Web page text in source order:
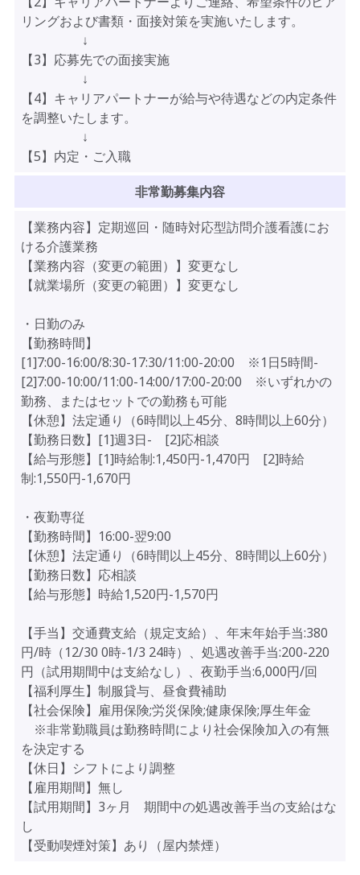
リングおよび書類・面接対策を実施いたします。
↓
【3】応募先での面接実施
↓
【4】キャリアパートナーが給与や待遇などの内定条件
を調整いたします。
↓
【5】内定・ご入職
非常勤募集内容
【業務内容】定期巡回・随時対応型訪問介護看護にお
ける介護業務
【業務内容（変更の範囲）】変更なし
【就業場所（変更の範囲）】変更なし
・日勤のみ
【勤務時間】
[1]7:00-16:00/8:30-17:30/11:00-20:00 ※1日5時間-
[2]7:00-10:00/11:00-14:00/17:00-20:00 ※いずれかの
勤務、またはセットでの勤務も可能
【休憩】法定通り（6時間以上45分、8時間以上60分）
【勤務日数】[1]週3日- [2]応相談
【給与形態】[1]時給制:1,450円-1,470円 [2]時給
制:1,550円-1,670円
・夜勤専従
【勤務時間】16:00-翌9:00
【休憩】法定通り（6時間以上45分、8時間以上60分）
【勤務日数】応相談
【給与形態】時給1,520円-1,570円
【手当】交通費支給（規定支給）、年末年始手当:380
円/時（12/30 0時-1/3 24時）、処遇改善手当:200-220
円（試用期間中は支給なし）、夜勤手当:6,000円/回
【福利厚生】制服貸与、昼食費補助
【社会保険】雇用保険;労災保険;健康保険;厚生年金
※非常勤職員は勤務時間により社会保険加入の有無
を決定する
【休日】シフトにより調整
【雇用期間】無し
【試用期間】3ヶ月 期間中の処遇改善手当の支給はな
し
【受動喫煙対策】あり（屋内禁煙）